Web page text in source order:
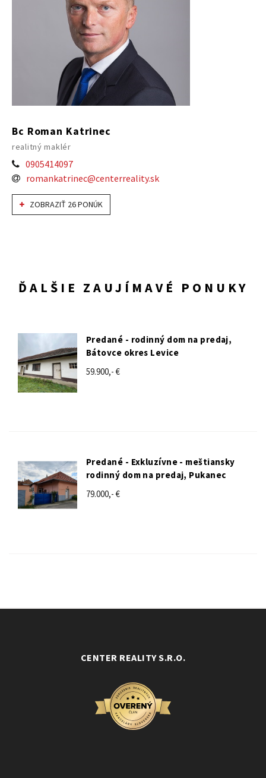
Bc Roman Katrinec
realitný maklér
0905414097
romankatrinec@centerreality.sk
ZOBRAZIŤ 26 PONÚK
ĎALŠIE ZAUJÍMAVÉ PONUKY
Predané - rodinný dom na predaj,
Bátovce okres Levice
59.900,- €
Predané - Exkluzívne - meštiansky
rodinný dom na predaj, Pukanec
79.000,- €
CENTER REALITY S.R.O.